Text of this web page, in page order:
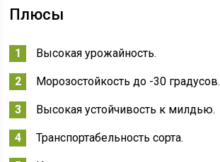
Плюсы
Высокая урожайность.
Морозостойкость до -30 градусов.
Высокая устойчивость к милдью.
Транспортабельность сорта.